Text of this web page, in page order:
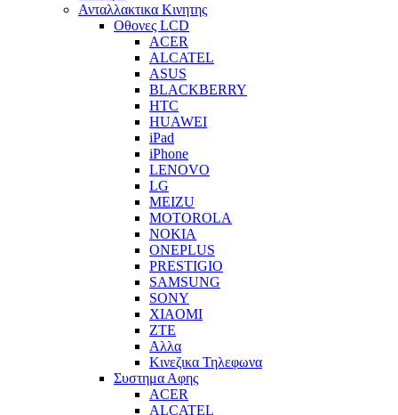
Ανταλλακτικα Κινητης
Οθονες LCD
ACER
ALCATEL
ASUS
BLACKBERRY
HTC
HUAWEI
iPad
iPhone
LENOVO
LG
MEIZU
MOTOROLA
NOKIA
ONEPLUS
PRESTIGIO
SAMSUNG
SONY
XIAOMI
ZTE
Αλλα
Κινεζικα Τηλεφωνα
Συστημα Αφης
ACER
ALCATEL